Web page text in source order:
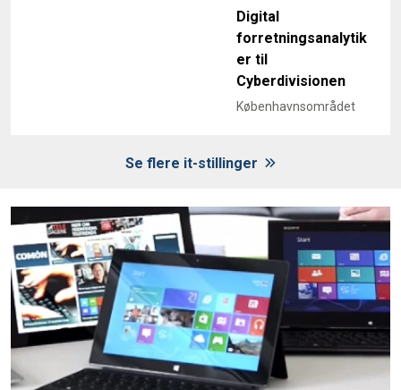
Digital
forretningsanalytik
er til
Cyberdivisionen
Københavnsområdet
Se flere it-stillinger